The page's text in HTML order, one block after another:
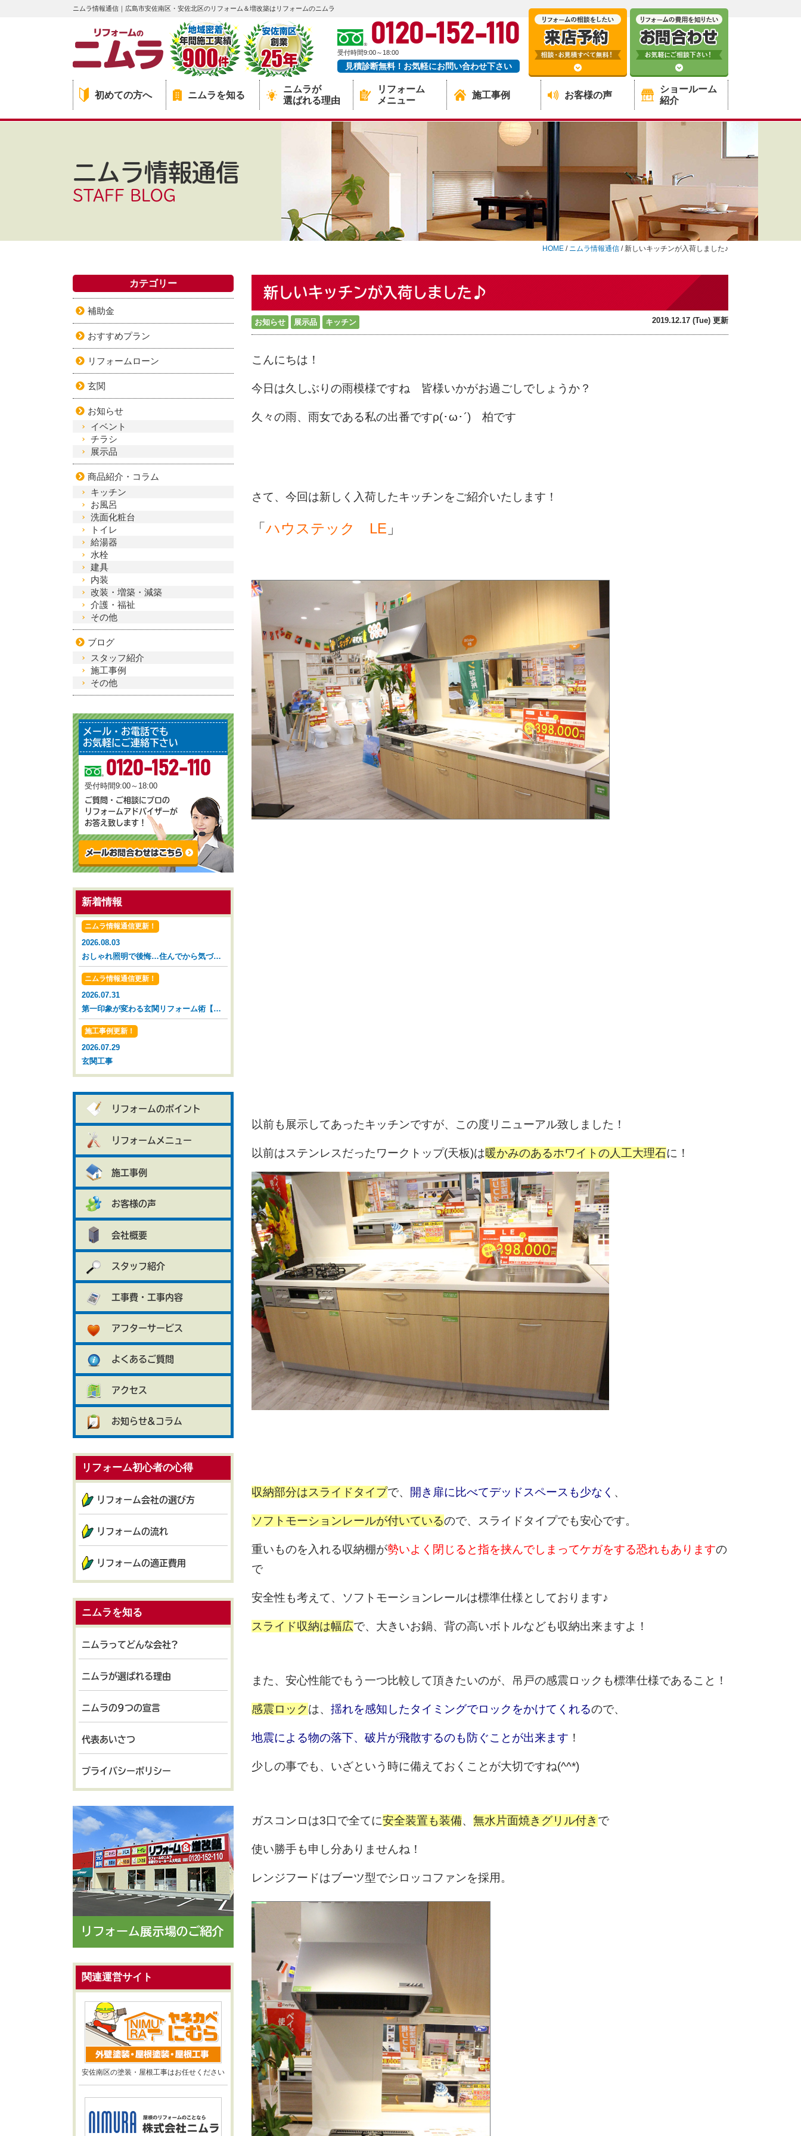
ニムラ情報通信｜広島市安佐南区・安佐北区のリフォーム＆増改築はリフォームのニムラ
0120-152-110
受付時間9:00～18:00
見積診断無料！お気軽にお問い合わせ下さい
初めての方へ ニムラを知る
ニムラが
選ばれる理由
リフォーム
メニュー
施工事例 お客様の声
ショールーム
紹介
ニムラ情報通信
STAFF BLOG
HOME / ニムラ情報通信 /新しいキッチンが入荷しました♪
新しいキッチンが入荷しました♪
お知らせ 展示品 キッチン 2019.12.17 (Tue) 更新
こんにちは！
今日は久しぶりの雨模様ですね 皆様いかがお過ごしでしょうか？
久々の雨、雨女である私の出番ですρ(･ω･´) 柏です
さて、今回は新しく入荷したキッチンをご紹介いたします！
「 ハウステック LE 」
以前も展示してあったキッチンですが、この度リニューアル致しました！
以前はステンレスだったワークトップ(天板)は暖かみのあるホワイトの人工大理石に！
収納部分はスライドタイプで、 開き扉に比べてデッドスペースも少なく 、
ソフトモーションレールが付いているので、スライドタイプでも安心です。
重いものを入れる収納棚が勢いよく閉じると指を挟んでしまってケガをする恐れもありますの
で
安全性も考えて、ソフトモーションレールは標準仕様としております♪
スライド収納は幅広で、大きいお鍋、背の高いボトルなども収納出来ますよ！
また、安心性能でもう一つ比較して頂きたいのが、吊戸の感震ロックも標準仕様であること！
感震ロックは、 揺れを感知したタイミングでロックをかけてくれるので、
地震による物の落下、破片が飛散するのも防ぐことが出来ます ！
少しの事でも、いざという時に備えておくことが大切ですね(^^*)
ガスコンロは3口で全てに安全装置も装備、 無水片面焼きグリル付き で
使い勝手も申し分ありませんね！
レンジフードはブーツ型でシロッコファンを採用。
カテゴリー
補助金
おすすめプラン
リフォームローン
玄関
お知らせ
イベント
チラシ
展示品
商品紹介・コラム
キッチン
お風呂
洗面化粧台
トイレ
給湯器
水栓
建具
内装
改装・増築・減築
介護・福祉
その他
ブログ
スタッフ紹介
施工事例
その他
メール・お電話でも
お気軽にご連絡下さい
0120-152-110
受付時間9:00～18:00
ご質問・ご相談にプロの
リフォームアドバイザーが
お答え致します！
新着情報
ニムラ情報通信更新！
2026.08.03
おしゃれ照明で後悔…住んでから気づいた落とし穴【広島市 安佐南区 安佐北区】
ニムラ情報通信更新！
2026.07.31
第一印象が変わる玄関リフォーム術【広島市 安佐南区 安佐北区】
施工事例更新！
2026.07.29
玄関工事
リフォームのポイント
リフォームメニュー
施工事例
お客様の声
会社概要
スタッフ紹介
工事費・工事内容
アフターサービス
よくあるご質問
アクセス
お知らせ&コラム
リフォーム初心者の心得
リフォーム会社の選び方
リフォームの流れ
リフォームの適正費用
ニムラを知る
ニムラってどんな会社?
ニムラが選ばれる理由
ニムラの9つの宣言
代表あいさつ
プライバシーポリシー
関連運営サイト
安佐南区の塗装・屋根工事はお任せください